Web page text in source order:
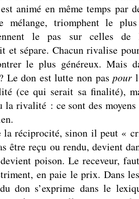
animé en même temps par
mélange, triomphent le
le pas sur celles de
et sépare. Chacun rivalise
le plus généreux. Mais
Le don est lutte non paspour
(ce qui serait sa finalité),
la rivalité : ce sont des moyens
la réciprocité, sinon il peut «
être reçu ou rendu, devient
poison. Le receveur,
en paie le prix. Dans
don s’exprime dans le